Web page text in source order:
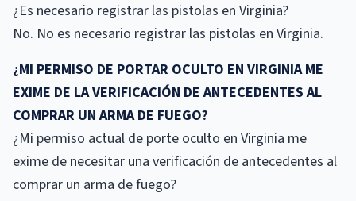
¿Es necesario registrar las pistolas en Virginia?
No. No es necesario registrar las pistolas en Virginia.
¿MI PERMISO DE PORTAR OCULTO EN VIRGINIA ME
EXIME DE LA VERIFICACIÓN DE ANTECEDENTES AL
COMPRAR UN ARMA DE FUEGO?
¿Mi permiso actual de porte oculto en Virginia me
exime de necesitar una verificación de antecedentes al
comprar un arma de fuego?